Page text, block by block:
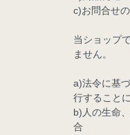
c)お問合せ
当ショップ
ません。
a)法令に基
行すること
b)人の生命
合